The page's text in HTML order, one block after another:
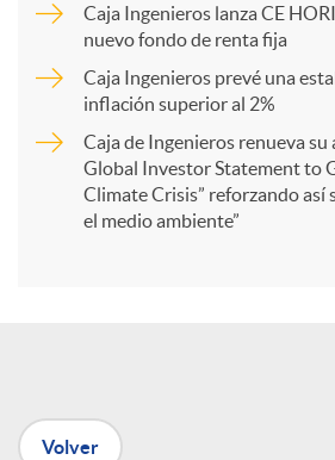
r
n
Caja Ingenieros lanza CE
nuevo fondo de renta fija
Caja Ingenieros prevé una
inflación superior al 2%
Caja de Ingenieros renueva su
Global Investor Statement to
Climate Crisis” reforzando así
el medio ambiente”
Volver